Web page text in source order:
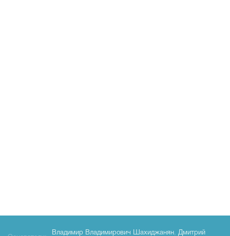
Владимир Владимирович Шахиджанян, Дмитрий